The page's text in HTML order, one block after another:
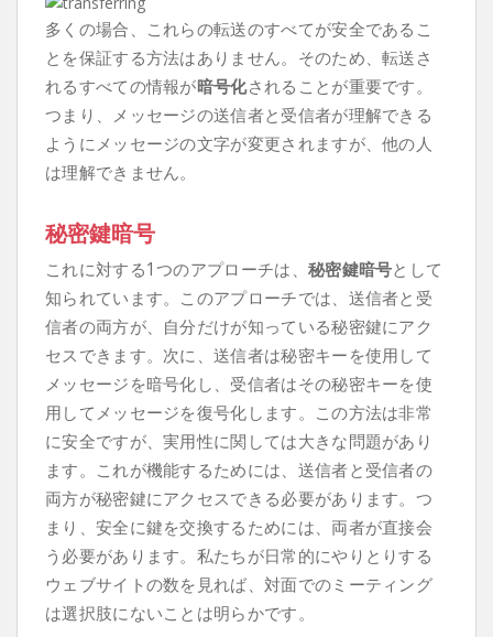
多くの場合、これらの転送のすべてが安全であるこ
とを保証する方法はありません。そのため、転送さ
れるすべての情報が暗号化されることが重要です。
つまり、メッセージの送信者と受信者が理解できる
ようにメッセージの文字が変更されますが、他の人
は理解できません。
秘密鍵暗号
これに対する1つのアプローチは、 秘密鍵暗号として
知られています。このアプローチでは、送信者と受
信者の両方が、自分だけが知っている秘密鍵にアク
セスできます。次に、送信者は秘密キーを使用して
メッセージを暗号化し、受信者はその秘密キーを使
用してメッセージを復号化します。この方法は非常
に安全ですが、実用性に関しては大きな問題があり
ます。これが機能するためには、送信者と受信者の
両方が秘密鍵にアクセスできる必要があります。つ
まり、安全に鍵を交換するためには、両者が直接会
う必要があります。私たちが日常的にやりとりする
ウェブサイトの数を見れば、対面でのミーティング
は選択肢にないことは明らかです。